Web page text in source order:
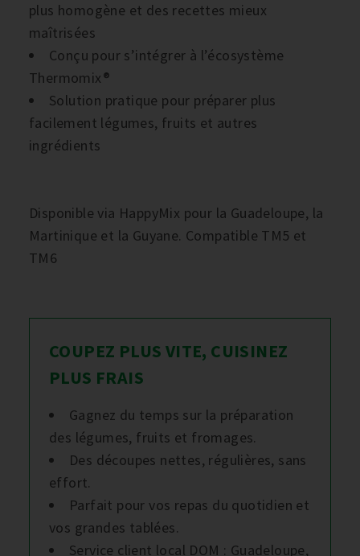
plus homogène et des recettes mieux
maîtrisées
Conçu pour s’intégrer à l’écosystème
Thermomix®
Solution pratique pour préparer plus
facilement légumes, fruits et autres
ingrédients
Disponible via HappyMix pour la Guadeloupe, la
Martinique et la Guyane. Compatible TM5 et
TM6
COUPEZ PLUS VITE, CUISINEZ
PLUS FRAIS
Gagnez du temps sur la préparation
des légumes, fruits et fromages.
Des découpes nettes, régulières, sans
effort.
Parfait pour vos repas du quotidien et
vos grandes tablées.
Service client local DOM : Guadeloupe,